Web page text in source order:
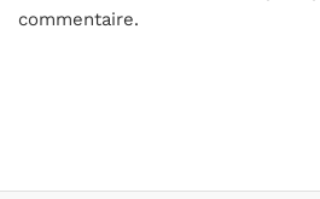
commentaire.